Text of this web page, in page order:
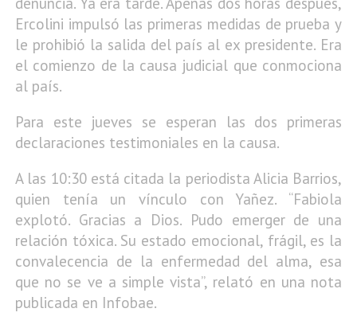
Ercolini impulsó las primeras medidas de prueba y
le prohibió la salida del país al ex presidente. Era
el comienzo de la causa judicial que conmociona
al país.
Para este jueves se esperan las dos primeras
declaraciones testimoniales en la causa.
A las 10:30 está citada la periodista Alicia Barrios,
quien tenía un vínculo con Yañez. “Fabiola
explotó. Gracias a Dios. Pudo emerger de una
relación tóxica. Su estado emocional, frágil, es la
convalecencia de la enfermedad del alma, esa
que no se ve a simple vista”, relató en una nota
publicada en Infobae.